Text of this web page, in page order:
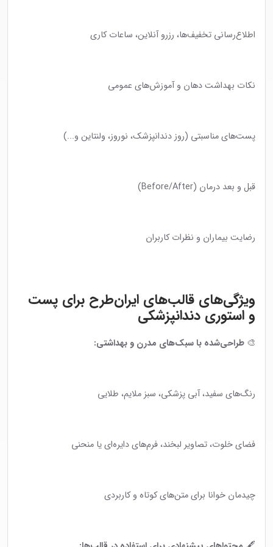
اطلاع‌رسانی تخفیف‌ها، رزرو آنلاین، ساعات کاری
نکات بهداشت دهان و آموزش‌های عمومی
پست‌های مناسبتی (روز دندانپزشک، نوروز، ولنتاین و...)
قبل و بعد درمان (Before/After)
رضایت بیماران و نظرات کاربران
ویژگی‌های قالب‌های ایران‌طرح برای پست
و استوری دندانپزشکی
🎨 طراحی‌شده با سبک‌های مدرن و بهداشتی:
رنگ‌های سفید، آبی پزشکی، سبز ملایم، طلایی
فضای خلوت، تصاویر لبخند، فرم‌های دایره‌ای یا منحنی
چیدمان خوانا برای متن‌های کوتاه و کاربردی